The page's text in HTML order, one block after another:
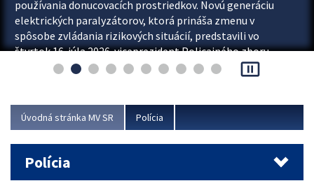
používania donucovacích prostriedkov. Novú generáciu
elektrických paralyzátorov, ktorá prináša zmenu v
spôsobe zvládania rizikových situácií, predstavili vo
štvrtok 16. júla 2026 viceprezident Policajného zboru
Rastislav Polakovič a riaditeľ odboru výcviku...
pause_presentation
Úvodná stránka MV SR Polícia
Polícia